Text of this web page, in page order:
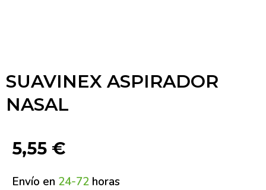
SUAVINEX ASPIRADOR
NASAL
5,55 €
Envío en 24-72 horas